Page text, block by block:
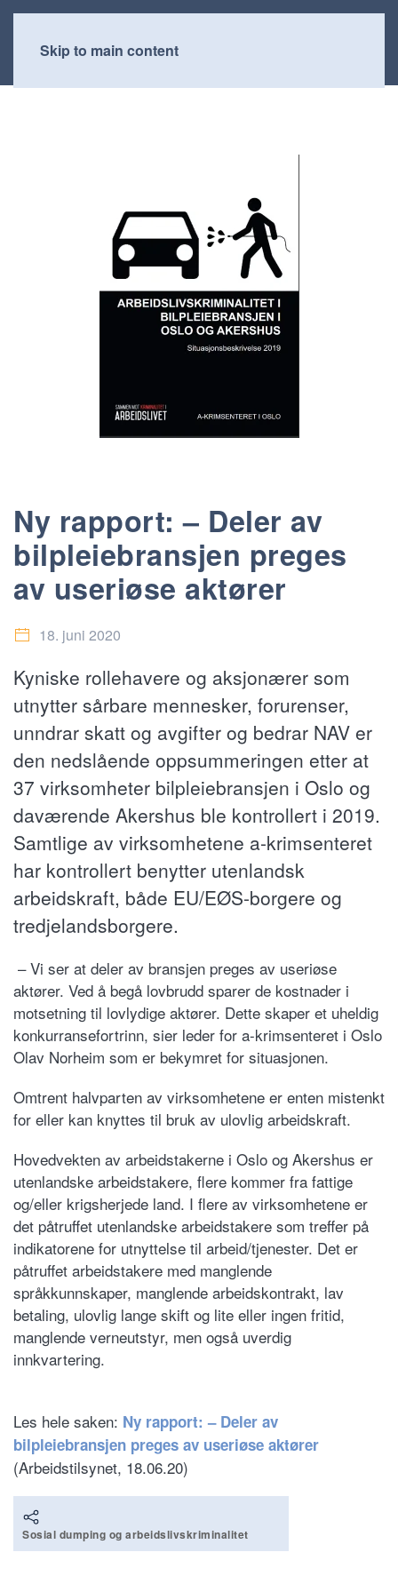
Skip to main content
Ny rapport: – Deler av
bilpleiebransjen preges
av useriøse aktører
18. juni 2020
Kyniske rollehavere og aksjonærer som
utnytter sårbare mennesker, forurenser,
unndrar skatt og avgifter og bedrar NAV er
den nedslående oppsummeringen etter at
37 virksomheter bilpleiebransjen i Oslo og
daværende Akershus ble kontrollert i 2019.
Samtlige av virksomhetene a-krimsenteret
har kontrollert benytter utenlandsk
arbeidskraft, både EU/EØS-borgere og
tredjelandsborgere.
– Vi ser at deler av bransjen preges av useriøse
aktører. Ved å begå lovbrudd sparer de kostnader i
motsetning til lovlydige aktører. Dette skaper et uheldig
konkurransefortrinn, sier leder for a-krimsenteret i Oslo
Olav Norheim som er bekymret for situasjonen.
Omtrent halvparten av virksomhetene er enten mistenkt
for eller kan knyttes til bruk av ulovlig arbeidskraft.
Hovedvekten av arbeidstakerne i Oslo og Akershus er
utenlandske arbeidstakere, flere kommer fra fattige
og/eller krigsherjede land. I flere av virksomhetene er
det påtruffet utenlandske arbeidstakere som treffer på
indikatorene for utnyttelse til arbeid/tjenester. Det er
påtruffet arbeidstakere med manglende
språkkunnskaper, manglende arbeidskontrakt, lav
betaling, ulovlig lange skift og lite eller ingen fritid,
manglende verneutstyr, men også uverdig
innkvartering.
Les hele saken: Ny rapport: – Deler av
bilpleiebransjen preges av useriøse aktører
(Arbeidstilsynet, 18.06.20)
Sosial dumping og arbeidslivskriminalitet